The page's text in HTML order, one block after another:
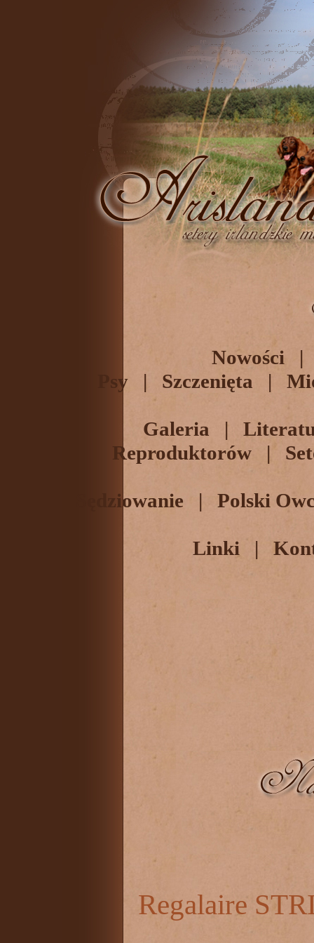
Nowości
Psy | Szczenięta |
Galeria |
Reproduktorów|
Sędziowanie | Polski
Linki |
Regalaire